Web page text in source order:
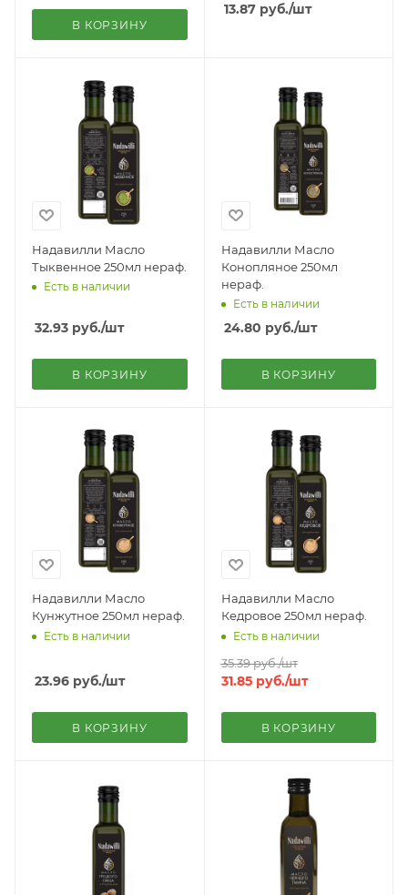
В КОРЗИНУ
13.87руб./шт
Надавилли Масло
Тыквенное 250мл нераф.
Есть в наличии
32.93 руб./шт
В КОРЗИНУ
Надавилли Масло
Конопляное 250мл
нераф.
Есть в наличии
24.80 руб./шт
В КОРЗИНУ
Надавилли Масло
Кунжутное 250мл нераф.
Есть в наличии
23.96 руб./шт
В КОРЗИНУ
Надавилли Масло
Кедровое 250мл нераф.
Есть в наличии
35.39руб./шт
31.85руб./шт
В КОРЗИНУ